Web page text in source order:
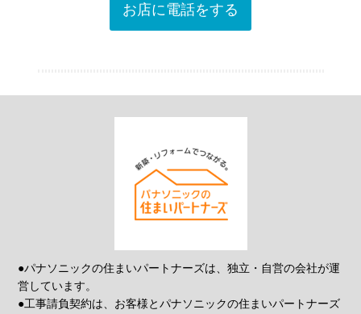
お店に電話をする
●パナソニックの住まいパートナーズは、独立・自営の会社が運
営しています。
●工事請負契約は、お客様とパナソニックの住まいパートナーズ